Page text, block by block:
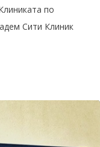
по
Сити Клиник